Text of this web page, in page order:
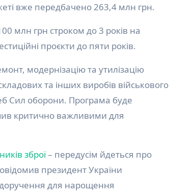
вже передбачено 263,4 млн грн.
млн грн строком до 3 років на
проєкти до пяти років.
модернізацію та утилізацію
та інших виробів військового
Сил оборони. Програма буде
критично важливими для
зброї– передусім йдеться про
президент України
для нарощення